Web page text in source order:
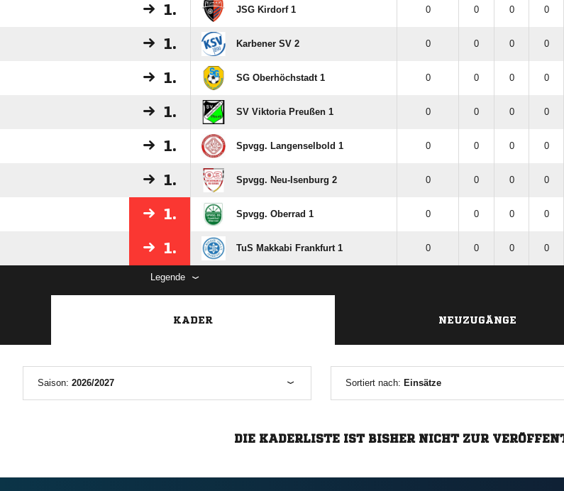
1. JSG Kirdorf 1 0 0 0 0
1. Karbener SV 2 0 0 0 0
1. SG Oberhöchstadt 1 0 0 0 0
1. SV Viktoria Preußen 1 0 0 0 0
1. Spvgg. Langenselbold 1 0 0 0 0
1. Spvgg. Neu-Isenburg 2 0 0 0 0
1. Spvgg. Oberrad 1 0 0 0 0
1. TuS Makkabi Frankfurt 1 0 0 0 0
Legende
KADER NEUZUGÄNGE
Saison: 2026/2027 Sortiert nach: Einsätze
DIE KADERLISTE IST BISHER NICHT ZUR